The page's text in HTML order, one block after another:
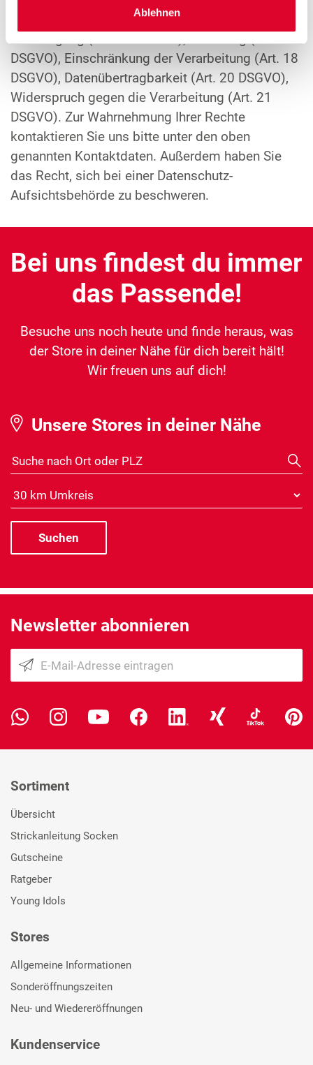
Ablehnen
Woolworth zu: Auskunft (Art. 15 DSGVO),
DSGVO), Einschränkung der Verarbeitung (Art. 18
DSGVO), Datenübertragbarkeit (Art. 20 DSGVO),
Widerspruch gegen die Verarbeitung (Art. 21
DSGVO). Zur Wahrnehmung Ihrer Rechte
kontaktieren Sie uns bitte unter den oben
genannten Kontaktdaten. Außerdem haben Sie
das Recht, sich bei einer Datenschutz-
Aufsichtsbehörde zu beschweren.
Bei uns findest du immer
das Passende!
Besuche uns noch heute und finde heraus, was
der Store in deiner Nähe für dich bereit hält!
Wir freuen uns auf dich!
Unsere Stores in deiner Nähe
Suche nach Ort oder PLZ
Distanz
Newsletter abonnieren
Sortiment
Übersicht
Strickanleitung Socken
Gutscheine
Ratgeber
Young Idols
Stores
Allgemeine Informationen
Sonderöffnungszeiten
Neu- und Wiedereröffnungen
Kundenservice